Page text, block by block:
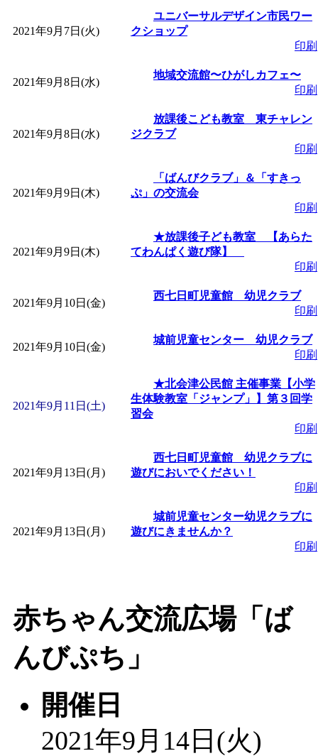
「赤ちゃん子育て講
付期間：2026/08/10～
赤ちゃん子育て講
付期間：2026/08/10～
まだまだ暑い！コ
レクリエーション
ットせよ！」 受付期
「皆鶴姫のこびる塾
」 受付期間：～
みなづる号乗車体
de 健康づくり」」 受
堂島地区歴史ウオ
す」 受付期間：～
「みなづる号乗車体
」
皆鶴姫のこびる塾
～」 受付期間：～
「 みなづる号乗車体
de 健康づくり」
2021年9月7日(火)
ユニバーサルデザイン市民ワー
クショップ
印刷
2021年9月8日(水)
地域交流館〜ひがしカフェ〜
印刷
2021年9月8日(水)
放課後こども教室 東チャレン
ジクラブ
印刷
2021年9月9日(木)
「ばんびクラブ」＆「すきっ
ぷ」の交流会
印刷
2021年9月9日(木)
★放課後子ども教室 【あらた
てわんぱく遊び隊】
印刷
2021年9月10日(金)
西七日町児童館 幼児クラブ
印刷
2021年9月10日(金)
城前児童センター 幼児クラブ
印刷
2021年9月11日(土)
★北会津公民館 主催事業【小学
生体験教室「ジャンプ」】第３回学
習会
印刷
2021年9月13日(月)
西七日町児童館 幼児クラブに
遊びにおいでください！
印刷
2021年9月13日(月)
城前児童センター幼児クラブに
遊びにきませんか？
印刷
赤ちゃん交流広場「ば
んびぷち」
開催日
2021年9月14日(火)